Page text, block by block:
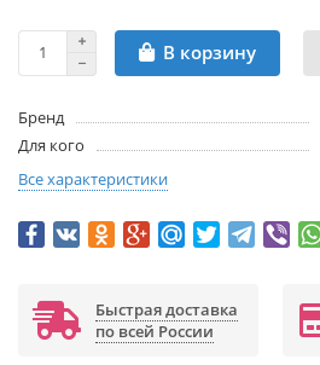
В корзину
Бренд
Для кого
Все характеристики
Быстрая доставка
по всей России